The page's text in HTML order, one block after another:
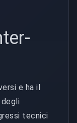
e ha il
tecnici